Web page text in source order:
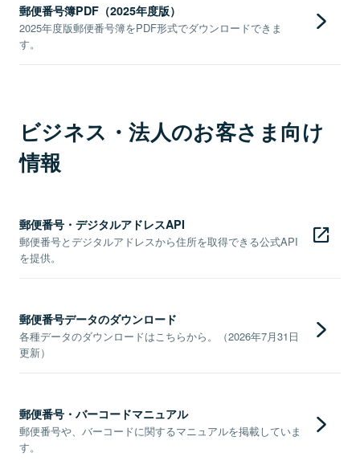
郵便番号簿PDF（2025年度版）
2025年度版郵便番号簿をPDF形式でダウンロードできま
す。
ビジネス・法人のお客さま向け
情報
郵便番号・デジタルアドレスAPI
郵便番号とデジタルアドレスから住所を取得できる公式API
を提供。
郵便番号データのダウンロード
各種データのダウンロードはこちらから。（2026年7月31日
更新）
郵便番号・バーコードマニュアル
郵便番号や、バーコードに関するマニュアルを掲載していま
す。